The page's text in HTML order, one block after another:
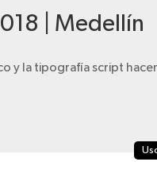
| Medellín
y la tipografía script